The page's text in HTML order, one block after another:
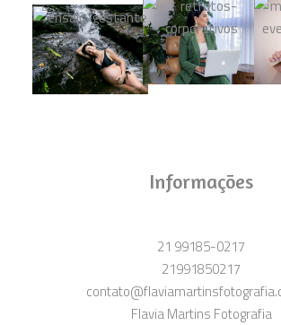
Informações
21 99185-0217
21991850217
Flavia Martins Fotografia